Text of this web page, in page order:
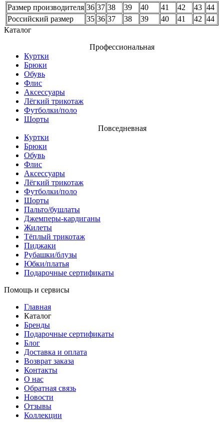
Размер производителя 36 37 38 39 40 41 42 43 44
Российский размер
35 36 37 38 39 40 41 42 44
Каталог
Профессиональная
Куртки
Брюки
Обувь
Флис
Аксессуары
Лёгкий трикотаж
Футболки/поло
Шорты
Повседневная
Куртки
Брюки
Обувь
Флис
Аксессуары
Лёгкий трикотаж
Футболки/поло
Шорты
Пальто/бушлаты
Джемперы-кардиганы
Жилеты
Тёплый трикотаж
Пиджаки
Рубашки/блузы
Юбки/платья
Подарочные сертификаты
Помощь и сервисы
Главная
Каталог
Бренды
Подарочные сертификаты
Блог
Доставка и оплата
Возврат заказа
Контакты
О нас
Обратная связь
Новости
Отзывы
Коллекции